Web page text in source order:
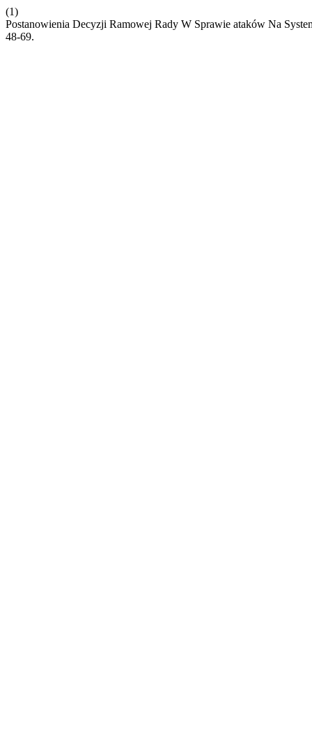
(1)
Postanowienia Decyzji Ramowej Rady W Sprawie ataków Na
48-69.